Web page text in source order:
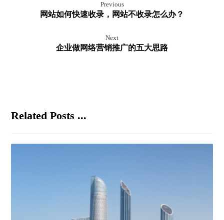
Previous
网站如何快速收录，网站不收录怎么办？
Next
企业做网络营销推广的五大思路
Related Posts ...